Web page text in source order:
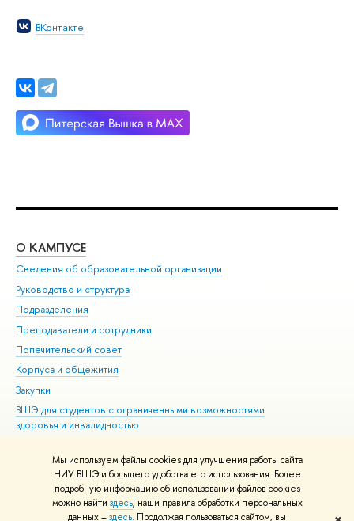
Мы используем файлы cookies для улучшения работы сайта
НИУ ВШЭ и большего удобства его использования. Более
подробную информацию об использовании файлов cookies
можно найти здесь, наши правила обработки персональных
данных –здесь. Продолжая пользоваться сайтом, вы
ВКонтакте
О КАМПУСЕ
Сведения об образовательной организации
Руководство и структура
Подразделения
Преподаватели и сотрудники
Попечительский совет
Корпуса и общежития
Закупки
ВШЭ для студентов с ограниченными возможностями
здоровья и инвалидностью
Единая платежная страница